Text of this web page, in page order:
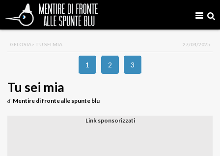
GELOSIA> TU SEI MIA 27/04/2025
1 2 3
Tu sei mia
di Mentire di fronte alle spunte blu